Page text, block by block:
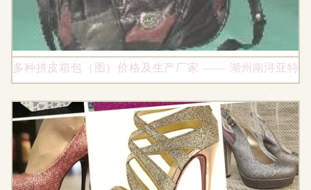
多种拼皮箱包（图）价格及生产厂家 —— 湖州南浔亚特